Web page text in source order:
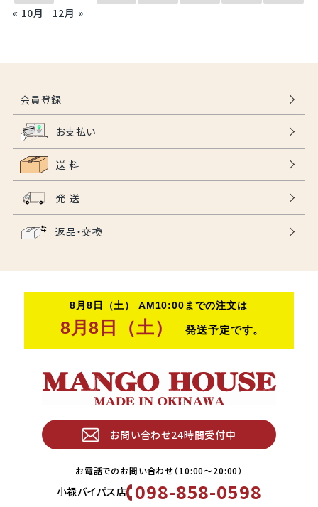
« 10月 12月 »
会員登録
お支払い
送 料
発 送
返品・交換
お問い合わせ24時間受付中
お電話でのお問い合わせ（10:00〜20:00）
小禄バイパス店 098-858-0598